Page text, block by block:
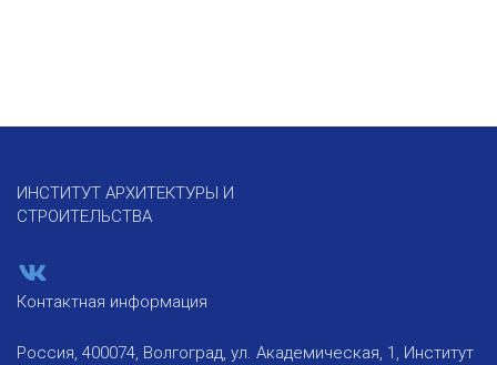
ИНСТИТУТ АРХИТЕКТУРЫ И
СТРОИТЕЛЬСТВА
Контактная информация
Россия, 400074, Волгоград, ул. Академическая, 1, Институт